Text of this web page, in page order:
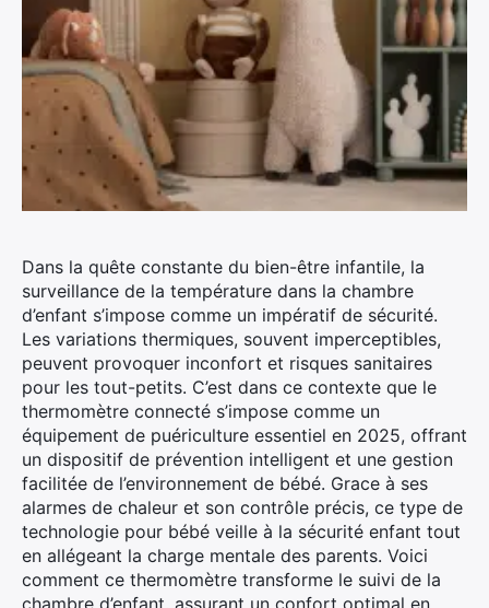
Dans la quête constante du bien-être infantile, la
surveillance de la température dans la chambre
d’enfant s’impose comme un impératif de sécurité.
Les variations thermiques, souvent imperceptibles,
peuvent provoquer inconfort et risques sanitaires
pour les tout-petits. C’est dans ce contexte que le
thermomètre connecté s’impose comme un
équipement de puériculture essentiel en 2025, offrant
un dispositif de prévention intelligent et une gestion
facilitée de l’environnement de bébé. Grace à ses
alarmes de chaleur et son contrôle précis, ce type de
technologie pour bébé veille à la sécurité enfant tout
en allégeant la charge mentale des parents. Voici
comment ce thermomètre transforme le suivi de la
chambre d’enfant, assurant un confort optimal en